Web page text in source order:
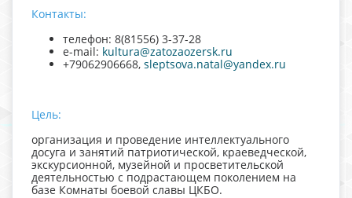
Контакты:
телефон: 8(81556) 3-37-28
e-mail: kultura@zatozaozersk.ru
+79062906668, sleptsova.natal@yandex.ru
Цель:
организация и проведение интеллектуального
досуга и занятий патриотической, краеведческой,
экскурсионной, музейной и просветительской
деятельностью с подрастающем поколением на
базе Комнаты боевой славы ЦКБО.